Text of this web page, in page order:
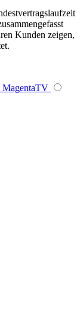
Kunden zeigen,
MagentaTV